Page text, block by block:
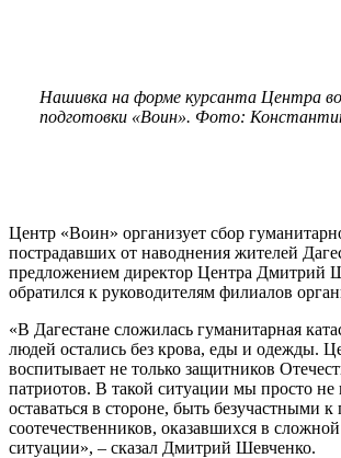
Нашивка на форме курсанта Центра
подготовки «Воин». Фото:
Центр «Воин» организует сбор
пострадавших от наводнения жителей
предложением директор Центра Дмитрий
обратился к руководителям филиалов
«В Дагестане сложилась гуманитарная
людей остались без крова, еды и одежды.
воспитывает не только защитников
патриотов. В такой ситуации мы просто не
оставаться в стороне, быть безучастными
соотечественников, оказавшихся в
ситуации», – сказал Дмитрий Шевченко.